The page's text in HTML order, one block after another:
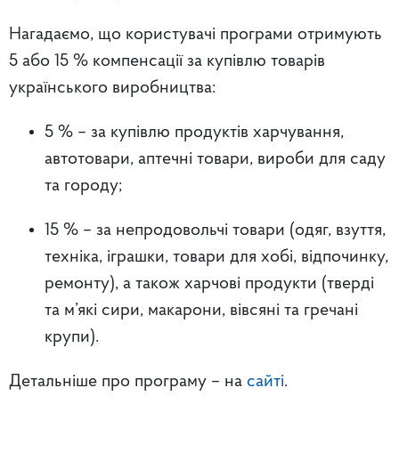
Нагадаємо, що користувачі програми отримують
5 або 15 % компенсації за купівлю товарів
українського виробництва:
5 % – за купівлю продуктів харчування,
автотовари, аптечні товари, вироби для саду
та городу;
15 % – за непродовольчі товари (одяг, взуття,
техніка, іграшки, товари для хобі, відпочинку,
ремонту), а також харчові продукти (тверді
та м’які сири, макарони, вівсяні та гречані
крупи).
Детальніше про програму – на сайті.